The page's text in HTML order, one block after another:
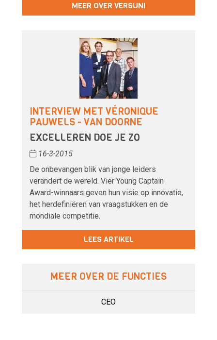
MEER OVER VERSUNI
INTERVIEW MET VÉRONIQUE
PAUWELS - VAN DOORNE
EXCELLEREN DOE JE ZO
16-3-2015
De onbevangen blik van jonge leiders
verandert de wereld. Vier Young Captain
Award-winnaars geven hun visie op innovatie,
het herdefiniëren van vraagstukken en de
mondiale competitie.
LEES ARTIKEL
MEER OVER DE FUNCTIES
CEO